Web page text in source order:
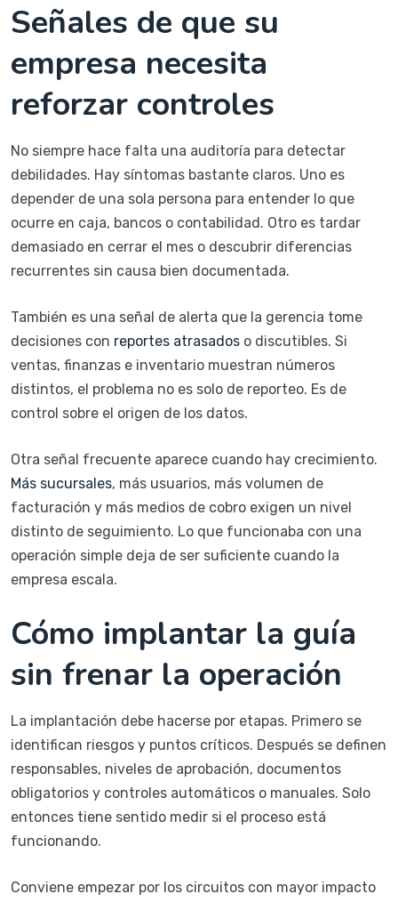
Señales de que su
empresa necesita
reforzar controles
No siempre hace falta una auditoría para detectar
debilidades. Hay síntomas bastante claros. Uno es
depender de una sola persona para entender lo que
ocurre en caja, bancos o contabilidad. Otro es tardar
demasiado en cerrar el mes o descubrir diferencias
recurrentes sin causa bien documentada.
También es una señal de alerta que la gerencia tome
decisiones con reportes atrasados o discutibles. Si
ventas, finanzas e inventario muestran números
distintos, el problema no es solo de reporteo. Es de
control sobre el origen de los datos.
Otra señal frecuente aparece cuando hay crecimiento.
Más sucursales, más usuarios, más volumen de
facturación y más medios de cobro exigen un nivel
distinto de seguimiento. Lo que funcionaba con una
operación simple deja de ser suficiente cuando la
empresa escala.
Cómo implantar la guía
sin frenar la operación
La implantación debe hacerse por etapas. Primero se
identifican riesgos y puntos críticos. Después se definen
responsables, niveles de aprobación, documentos
obligatorios y controles automáticos o manuales. Solo
entonces tiene sentido medir si el proceso está
funcionando.
Conviene empezar por los circuitos con mayor impacto